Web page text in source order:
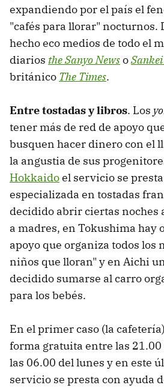
expandiendo por el país el
"cafés para llorar" nocturnos.
hecho eco medios de todo el
diarios the Sanyo Newso
británico The Times.
Entre tostadas y libros. Los
tener más de red de apoyo
busquen hacer dinero con el
la angustia de sus
Hokkaidoel servicio se
especializada en tostadas
decidido abrir ciertas noches
a madres, en Tokushima hay
apoyo que organiza todos los
niños que lloran" y en Aichi
decidido sumarse al carro
para los bebés.
En el primer caso (la
forma gratuita entre las
las 06.00 del lunes y en este
servicio se presta con ayuda